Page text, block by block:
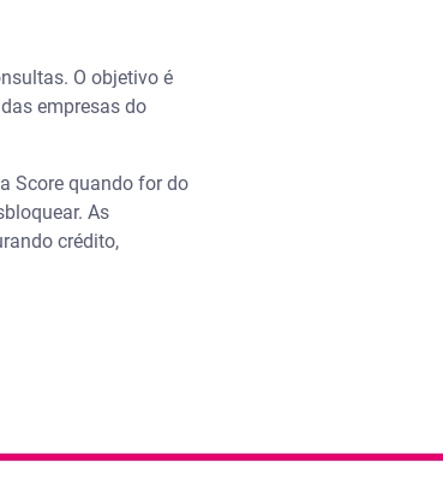
O objetivo é
empresas do
Score quando for do
As
crédito,